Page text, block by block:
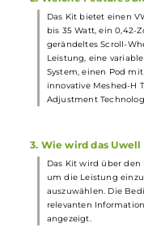
Gewicht: 73.6 g
Füllvolumen: 4.0
Häufig
1. Was zeichnet